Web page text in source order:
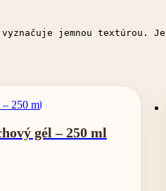
vyznačuje jemnou
gél – 250 ml